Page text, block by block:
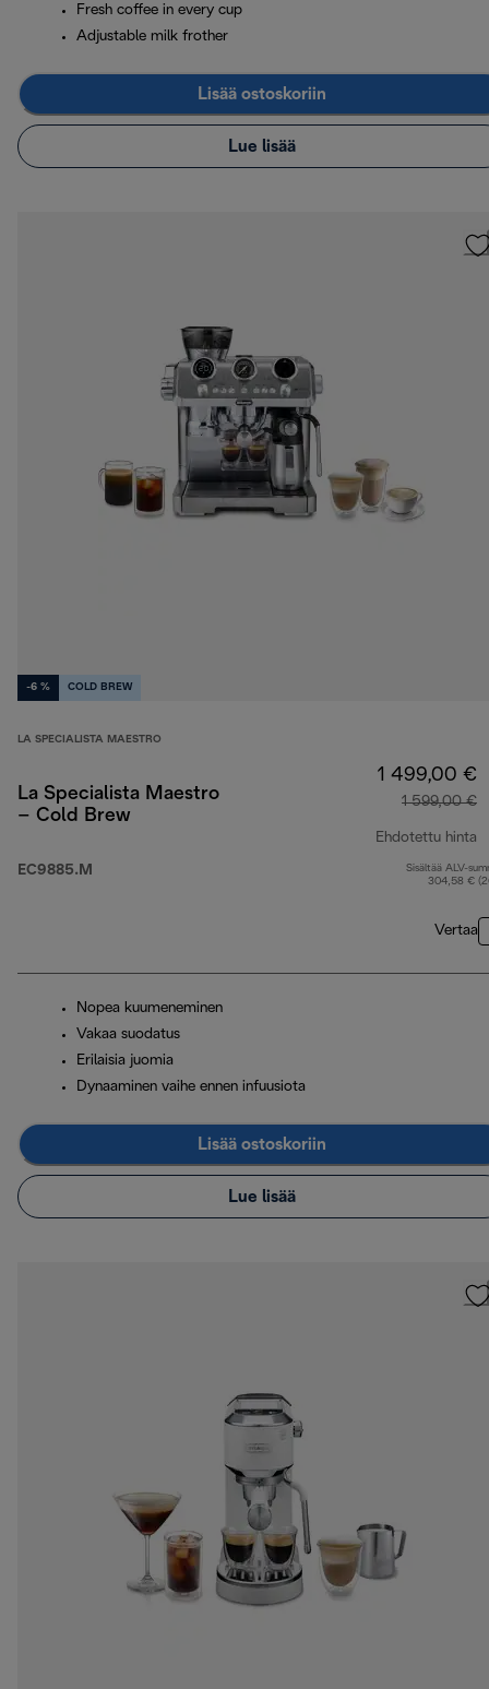
Fresh coffee in every cup
Adjustable milk frother
Lisää ostoskoriin
Lue lisää
-6 % COLD BREW
LA SPECIALISTA MAESTRO
La Specialista Maestro
– Cold Brew
EC9885.M
1 499,00 €
1 599,00 €
Ehdotettu hinta
Sisältää ALV-
304,58 €
Vertaa
Nopea kuumeneminen
Vakaa suodatus
Erilaisia juomia
Dynaaminen vaihe ennen infuusiota
Lisää ostoskoriin
Lue lisää